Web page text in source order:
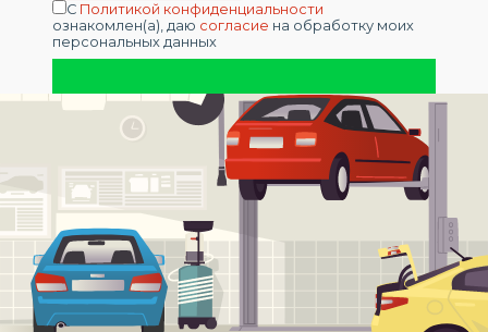
С Политикой конфиденциальности
ознакомлен(а), даю согласие на обработку моих
персональных данных